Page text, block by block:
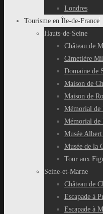
Londres
Tourisme en Île-de-France
Hauts-de-Seine
Château de
Cimetière
Domaine de
Maison de
Maison de
Mémorial de
Mémorial de
Musée
Musée de la
Tour aux
Seine-et-Marne
Château de
Escapade à
Escapade à